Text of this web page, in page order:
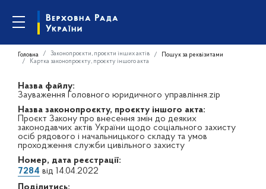
Головна Законопроєкти, проєкти інших актів
Пошук за реквізитами
Картка законопроєкту, проєкту іншого акта
Назва файлу:
Зауваження Головного юридичного управління.zip
Назва законопроєкту, проєкту іншого акта:
Проєкт Закону про внесення змін до деяких
законодавчих актів України щодо соціального захисту
осіб рядового і начальницького складу та умов
проходження служби цивільного захисту
Номер, дата реєстрації:
7284 від 14.04.2022